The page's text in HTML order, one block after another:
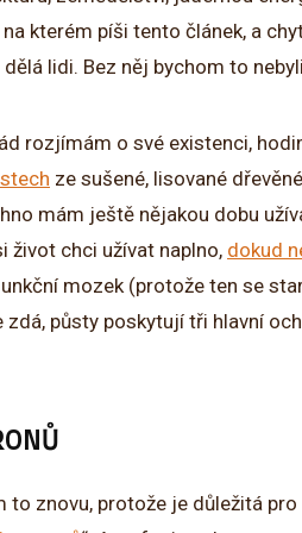
kterém píši tento článek, a
lidi. Bez něj bychom to
rozjímám o své existenci,
ze sušené, lisované
mám ještě nějakou dobu
život chci užívat naplno, dokud
mozek (protože ten se
půsty poskytují tři hlavní
znovu, protože je důležitá